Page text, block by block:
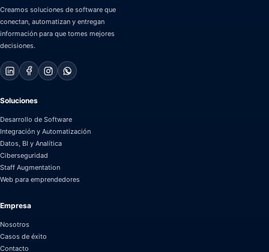
Creamos soluciones de software que
conectan, automatizan y entregan
información para que tomes mejores
decisiones.
Soluciones
Desarrollo de Software
Integración y Automatización
Datos, BI y Analítica
Ciberseguridad
Staff Augmentation
Web para emprendedores
Empresa
Nosotros
Casos de éxito
Contacto